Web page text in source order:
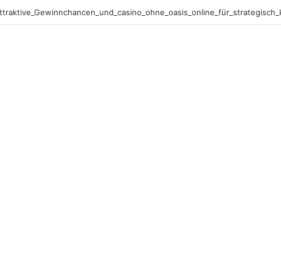
Anbieter_vergleichen_und_casino_ohne_oasis_für_sicheres_Online-